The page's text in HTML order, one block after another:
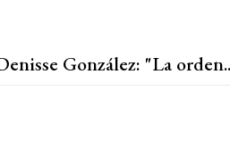
González: "La